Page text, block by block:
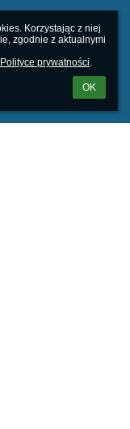
Korzystając z niej
zgodnie z aktualnymi
Polityce prywatności.
OK